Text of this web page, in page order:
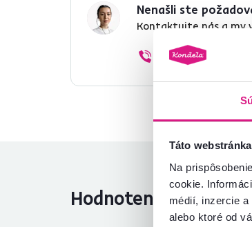
Táto
Na
cookie.
médií, inzercie
alebo ktoré od
Nenašli ste
Kontaktujte nás a my
02/ 40 100 100
Hodnotenia produktu